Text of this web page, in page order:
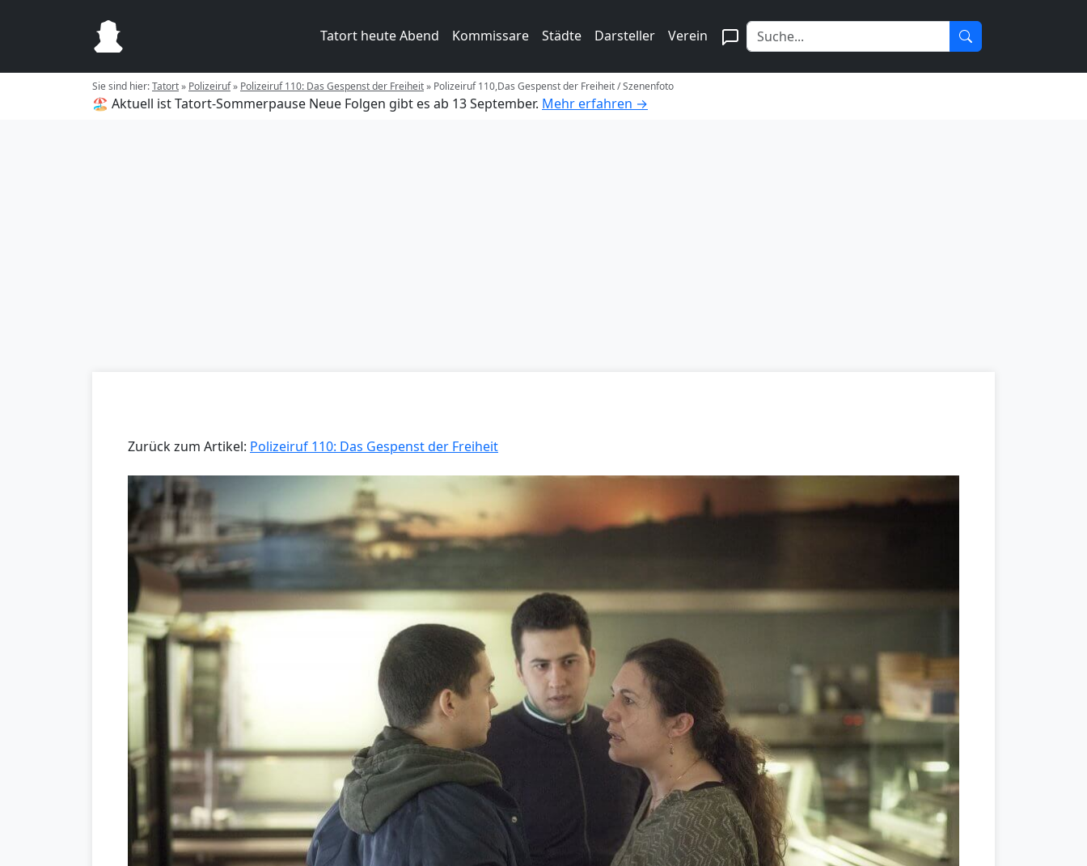
Tatort heute Abend Kommissare Städte Darsteller Verein
Sie sind hier:Tatort» Polizeiruf» Polizeiruf 110: Das Gespenst der Freiheit» Polizeiruf 110,Das Gespenst der Freiheit / Szenenfoto
🏖️ Aktuell ist Tatort-Sommerpause Neue Folgen gibt es ab 13 September. Mehr erfahren →
Zurück zum Artikel: Polizeiruf 110: Das Gespenst der Freiheit